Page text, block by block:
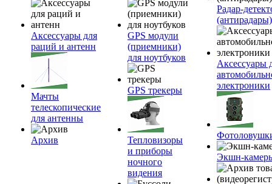
Аксессуары для
раций и антенн
Мачты
телескопические
для антенны
Архив
GPS модули
(приемники)
для ноутбуков
GPS трекеры
Тепловизоры
и приборы
ночного
видения
Радар-
(антирадары)
Аксессуары
электроники
Экшн-